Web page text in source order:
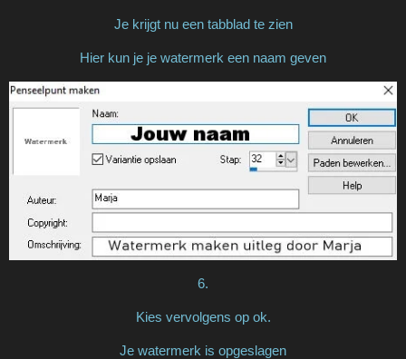
Je krijgt nu een tabblad te zien
Hier kun je je watermerk een naam geven
6.
Kies vervolgens op ok.
Je watermerk is opgeslagen